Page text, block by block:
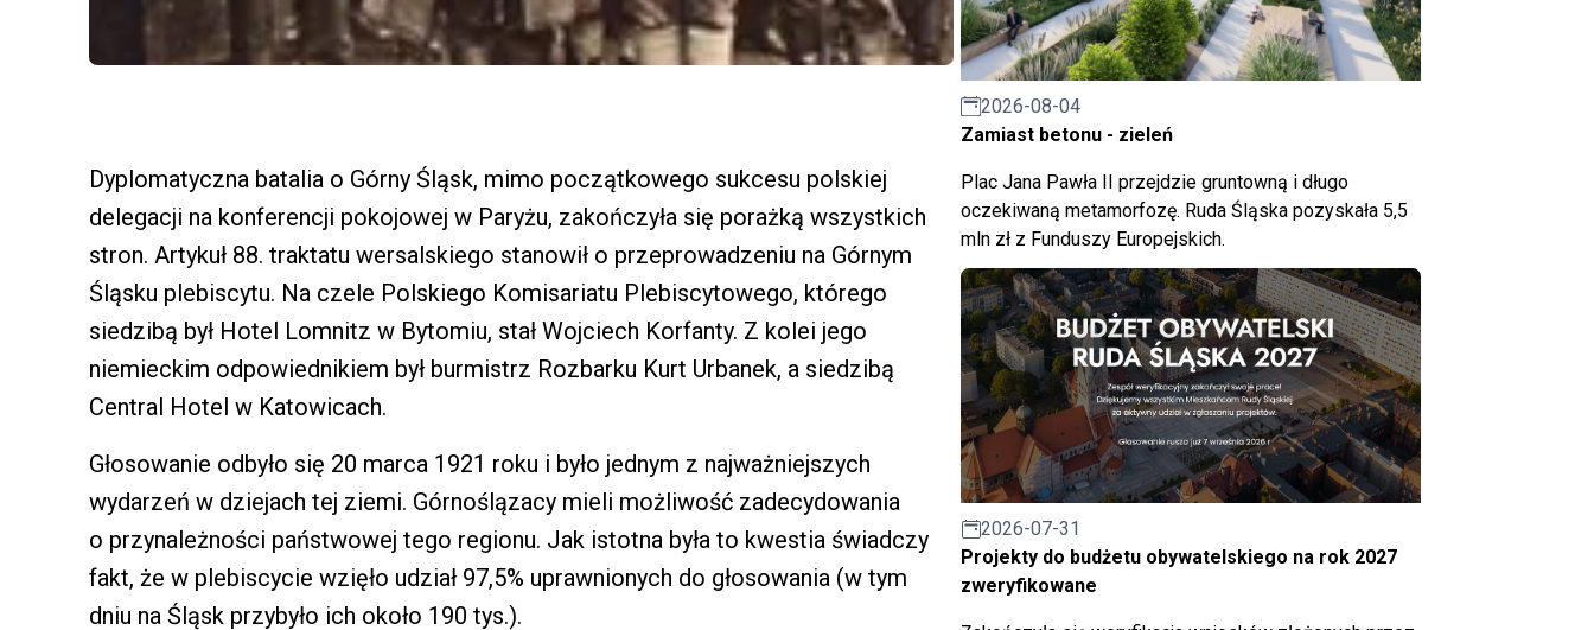
Dyplomatyczna batalia o Górny Śląsk, mimo początkowego sukcesu polskiej
delegacji na konferencji pokojowej w Paryżu, zakończyła się porażką wszystkich
stron. Artykuł 88. traktatu wersalskiego stanowił o przeprowadzeniu na Górnym
Śląsku plebiscytu. Na czele Polskiego Komisariatu Plebiscytowego, którego
siedzibą był Hotel Lomnitz w Bytomiu, stał Wojciech Korfanty. Z kolei jego
niemieckim odpowiednikiem był burmistrz Rozbarku Kurt Urbanek, a siedzibą
Central Hotel w Katowicach.
Głosowanie odbyło się 20 marca 1921 roku i było jednym z najważniejszych
wydarzeń w dziejach tej ziemi. Górnoślązacy mieli możliwość zadecydowania
o przynależności państwowej tego regionu. Jak istotna była to kwestia świadczy
fakt, że w plebiscycie wzięło udział 97,5% uprawnionych do głosowania (w tym
dniu na Śląsk przybyło ich około 190 tys.).
2026-08-04
Zamiast betonu - zieleń
Plac Jana Pawła II przejdzie gruntowną i długo
oczekiwaną metamorfozę. Ruda Śląska pozyskała 5,5
mln zł z Funduszy Europejskich.
2026-07-31
Projekty do budżetu obywatelskiego na rok 2027
zweryfikowane